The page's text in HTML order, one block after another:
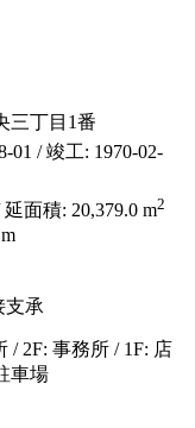
三丁目1番
01 / 竣工: 1970-02-
延面積: 20,379.0 m2
支承
/ 2F: 事務所 / 1F: 店
車場